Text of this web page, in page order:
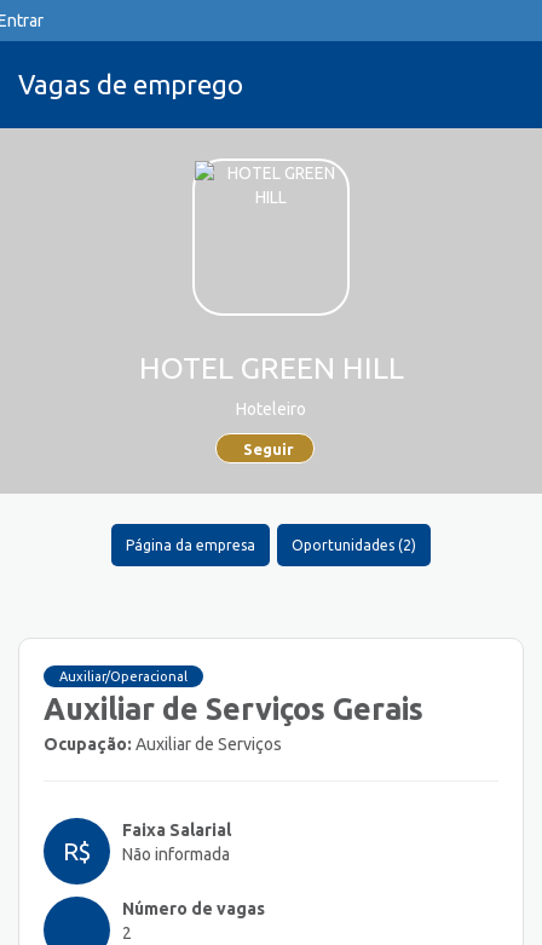
Vagas de emprego
HOTEL GREEN HILL
Hoteleiro
Seguir
Página da empresa Oportunidades (2)
Auxiliar/Operacional
Auxiliar de Serviços Gerais
Ocupação: Auxiliar de Serviços
R$
Faixa Salarial
Não informada
Número de vagas
2